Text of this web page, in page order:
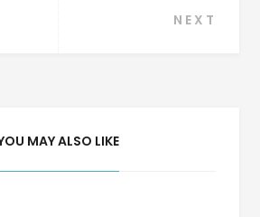
NEXT
MAY ALSO LIKE